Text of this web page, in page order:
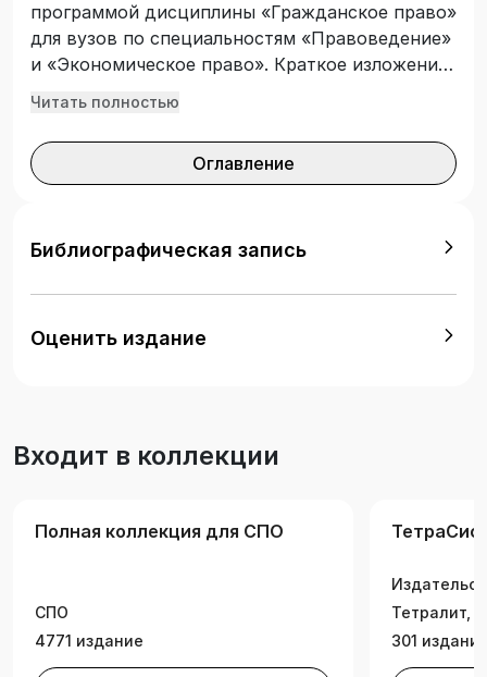
программой дисциплины «Гражданское право»
для вузов по специальностям «Правоведение»
и «Экономическое право». Краткое изложение
основных положений учебного курса поможет
непродолжительное время систематизировать
и закрепить полученные в процессе обучения
Адресуется студентам вузов, может
специальности в средних специальных
учебных заведениях.
Читать полностью
Оглавление
Библиографическая запись
Оценить издание
Входит в коллекции
Полная коллекция для СПО
СПО
4771 издание
Тетралит,
301